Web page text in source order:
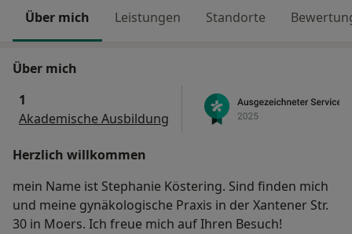
Über mich Leistungen Standorte
Über mich
1
Akademische Ausbildung
Herzlich willkommen
mein Name ist Stephanie Köstering. Sind finden mich
und meine gynäkologische Praxis in der Xantener Str.
30 in Moers. Ich freue mich auf Ihren Besuch!